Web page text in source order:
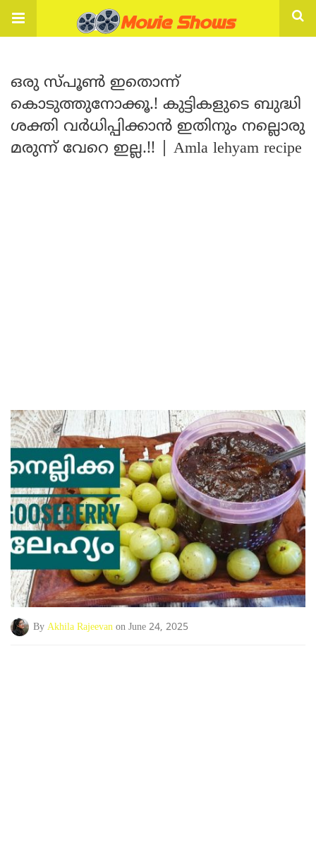
ഒരു സ്പൂൺ ഇതൊന്ന്
കൊടുത്തുനോക്കൂ.! കുട്ടികളുടെ ബുദ്ധി
ശക്തി വർധിപ്പിക്കാൻ ഇതിനും നല്ലൊരു
മരുന്ന് വേറെ ഇല്ല.!! | Amla lehyam recipe
By Akhila Rajeevan on June 24, 2025